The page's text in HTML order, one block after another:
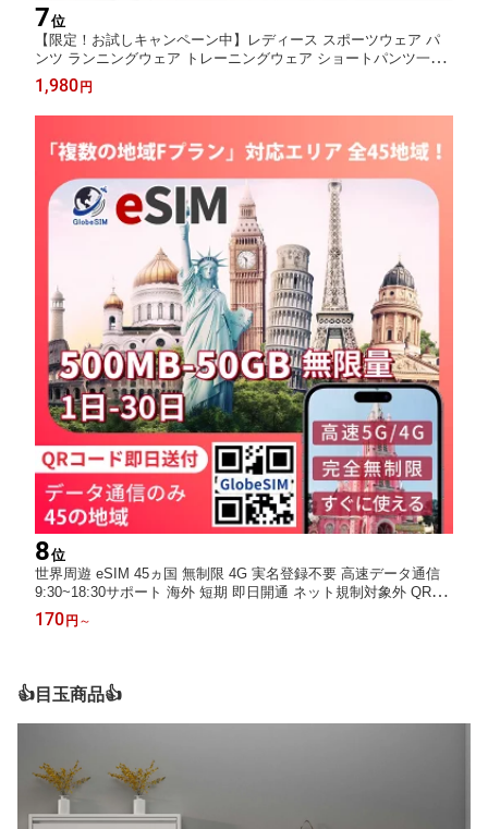
7位
【限定！お試しキャンペーン中】レディース スポーツウェア パ
ンツ ランニングウェア トレーニングウェア ショートパンツ一体
型 レギンス ヨガ フィットネス スポーツ ウェア スリム シェイプ
美脚 おしゃれ 可愛い ウエア
1,980 円
8位
世界周遊 eSIM 45ヵ国 無制限 4G 実名登録不要 高速データ通信
9:30~18:30サポート 海外 短期 即日開通 ネット規制対象外 QRコ
ード設定 即日発行対応 メール納品 使い放題 通信専用 選べるプラ
ン |1日間|3日間|5日間|7日間|15日間|20日間|30日間 全45地域 LINE
170 円 ～
👍目玉商品👍